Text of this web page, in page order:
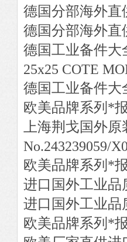
德国分部海外直
德国分部海外直
德国工业备件大
25x25 COTE
德国工业备件大
欧美品牌系列*
上海荆戈国外
No.243239059/
欧美品牌系列*
进口国外工业品
进口国外工业品
欧美品牌系列*